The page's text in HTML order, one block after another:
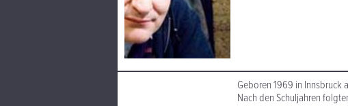
Geboren 1969 in Innsbruck
Nach den Schuljahren